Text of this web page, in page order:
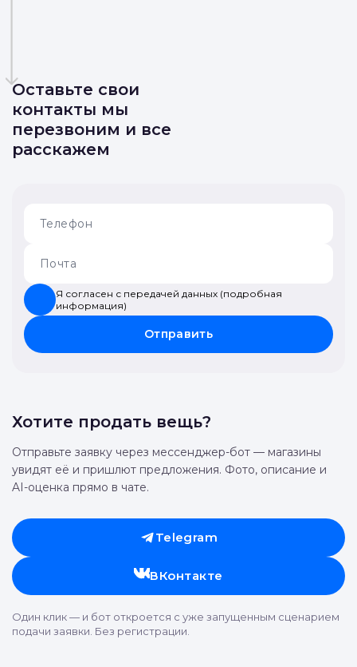
Оставьте свои
контакты мы
перезвоним и все
расскажем
Я согласен с передачей данных (подробная
информация)
Отправить
Хотите продать вещь?
Отправьте заявку через мессенджер-бот — магазины
увидят её и пришлют предложения. Фото, описание и
AI-оценка прямо в чате.
Telegram
ВКонтакте
Один клик — и бот откроется с уже запущенным сценарием
подачи заявки. Без регистрации.